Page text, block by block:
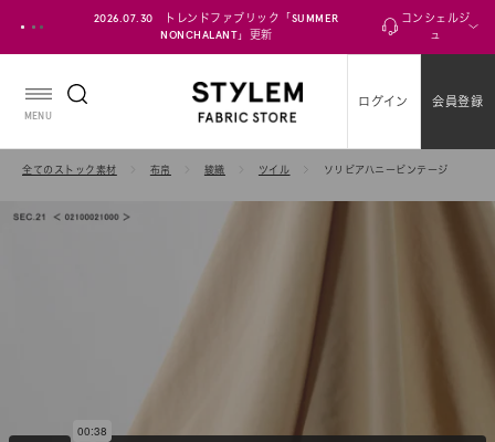
テ
2026.07.30 トレンドファブリック「SUMMER
NONCHALANT」更新
コンシェルジ
ュ
MENU
ログイン 会員登録
全てのストック素材 布帛 綾織 ツイル ソリビアハニービンテージ